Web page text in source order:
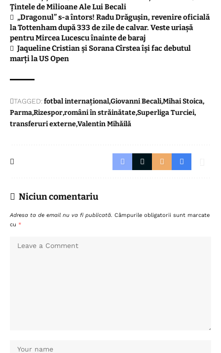
Țintele de Milioane Ale Lui Becali
„Dragonul” s-a întors! Radu Drăgușin, revenire oficială
la Tottenham după 333 de zile de calvar. Veste uriașă
pentru Mircea Lucescu înainte de baraj
Jaqueline Cristian și Sorana Cîrstea își fac debutul
marți la US Open
TAGGED:fotbal internaționalGiovanni BecaliMihai Stoica
ParmaRizesporromâni în străinătateSuperliga Turciei
transferuri externeValentin Mihăilă
Niciun comentariu
Adresa ta de email nu va fi publicată. Câmpurile obligatorii sunt marcate
cu *